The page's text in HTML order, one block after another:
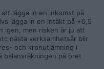
lägga in en inkomst på
lägga in en intäkt på +0,5
igen, men risken är ju att
nästa verksamhetsår blir
och kronutjämning i
på öret